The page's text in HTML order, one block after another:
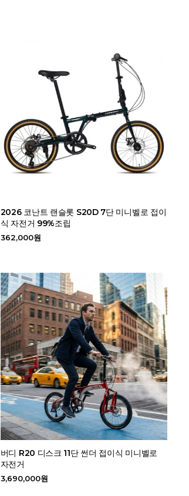
2026 코난트 랜슬롯 S20D 7단 미니벨로 접이
식 자전거 99%조립
362,000원
버디 R20 디스크 11단 썬더 접이식 미니벨로
자전거
3,690,000원